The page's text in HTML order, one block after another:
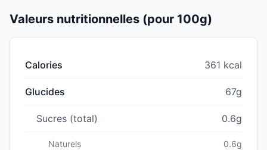
Valeurs nutritionnelles (pour 100g)
Calories 361 kcal
Glucides 67g
Sucres (total) 0.6g
Naturels 0.6g